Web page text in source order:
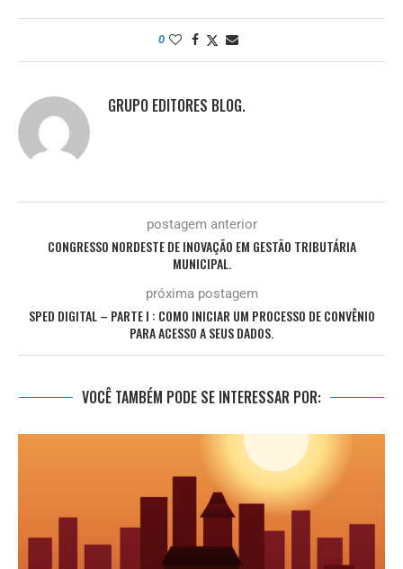
0
GRUPO EDITORES BLOG.
postagem anterior
CONGRESSO NORDESTE DE INOVAÇÃO EM GESTÃO TRIBUTÁRIA
MUNICIPAL.
próxima postagem
SPED DIGITAL – PARTE I : COMO INICIAR UM PROCESSO DE CONVÊNIO
PARA ACESSO A SEUS DADOS.
VOCÊ TAMBÉM PODE SE INTERESSAR POR: